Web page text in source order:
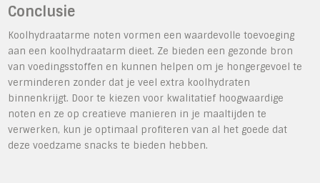
Conclusie
Koolhydraatarme noten vormen een waardevolle toevoeging
aan een koolhydraatarm dieet. Ze bieden een gezonde bron
van voedingsstoffen en kunnen helpen om je hongergevoel te
verminderen zonder dat je veel extra koolhydraten
binnenkrijgt. Door te kiezen voor kwalitatief hoogwaardige
noten en ze op creatieve manieren in je maaltijden te
verwerken, kun je optimaal profiteren van al het goede dat
deze voedzame snacks te bieden hebben.